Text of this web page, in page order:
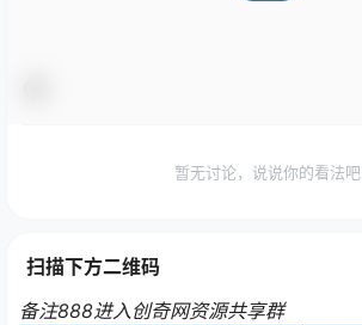
暂无讨论，说说你的看法吧
扫描下方二维码
备注888进入创奇网资源共享群